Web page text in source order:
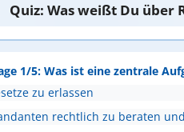
Quiz: Was weißt Du über
1/5: Was ist eine zentrale
zu erlassen
rechtlich zu beraten